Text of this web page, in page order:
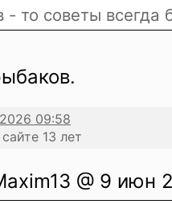
- то советы всегда
13 лет
@ 9 июн